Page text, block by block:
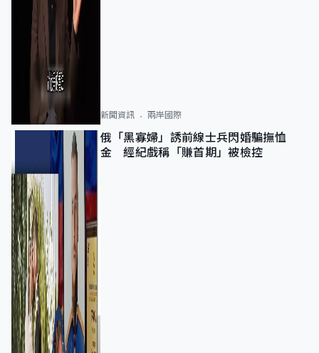
新聞資訊 兩岸國際
俄「黑寡婦」誘前線士兵閃婚騙撫恤
金 經紀戲稱「賺首期」被檢控